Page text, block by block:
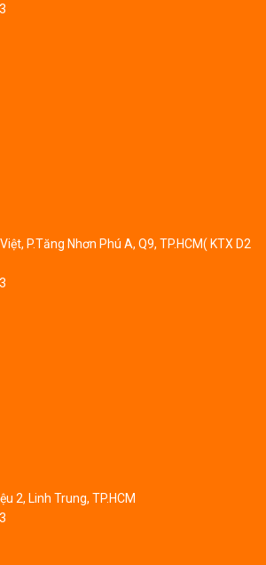
P.Tăng Nhơn Phú A, Q9, TP.HCM( KTX D2
2, Linh Trung, TP.HCM